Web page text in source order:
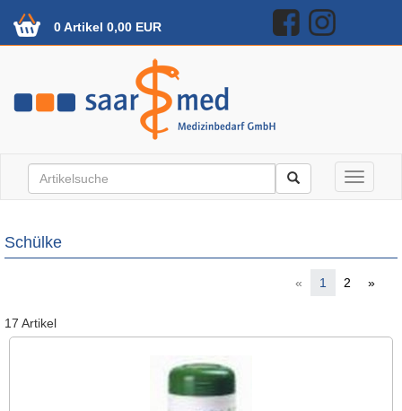
0 Artikel 0,00 EUR
Toggle
Schülke
« 1 2 »
17 Artikel